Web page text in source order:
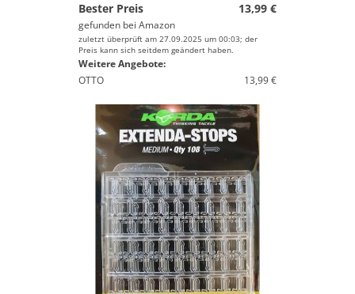
Bester Preis
13,99 €
gefunden bei Amazon
zuletzt überprüft am 27.09.2025 um 00:03; der
Preis kann sich seitdem geändert haben.
Weitere Angebote:
OTTO
13,99 €